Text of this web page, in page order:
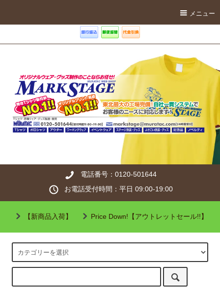
メニュー
電話番号：0120-501644
お電話受付時間：平日 09:00-19:00
【新商品入荷】 Price Down!【アウトレットセール!!】